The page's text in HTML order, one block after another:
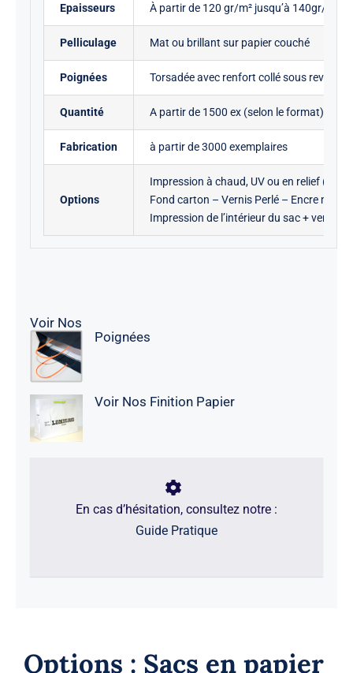
Epaisseurs À partir de 120 gr/m² jusqu’à 140gr/m²
Pelliculage Mat ou brillant sur papier couché
Poignées Torsadée avec renfort collé sous revers
Quantité A partir de 1500 ex (selon le format)
Fabrication à partir de 3000 exemplaires
Options
Impression à chaud, UV ou en relief
Fond carton – Vernis Perlé – Encre
Impression de l’intérieur du sac + vernis
Voir Nos
Poignées
Voir Nos Finition Papier
En cas d’hésitation, consultez notre :
Guide Pratique
Options : Sacs en papier